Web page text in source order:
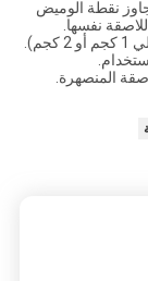
نقطة الوميض
المنصهرة.